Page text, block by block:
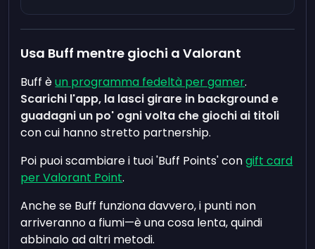
Usa Buff mentre giochi a Valorant
Buff èun programma fedeltà per gamer.
Scarichi l'app, la lasci girare in background e
guadagni un po' ogni volta che giochi ai titoli
con cui hanno stretto partnership.
Poi puoi scambiare i tuoi 'Buff Points' congift card
per Valorant Point.
Anche se Buff funziona davvero, i punti non
arriveranno a fiumi—è una cosa lenta, quindi
abbinalo ad altri metodi.